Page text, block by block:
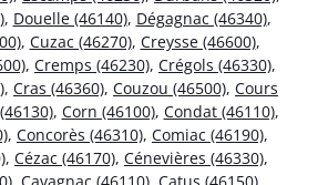
, Douelle (46140), Dégagnac (46340),
, Cuzac (46270), Creysse (46600),
, Cremps (46230), Crégols (46330),
, Cras (46360), Couzou (46500), Cours
, Corn (46100), Condat (46110),
, Concorès (46310), Comiac (46190),
, Cézac (46170), Cénevières (46330),